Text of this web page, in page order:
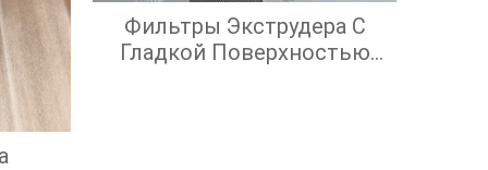
Фильтры Экструдера С
Гладкой Поверхностью